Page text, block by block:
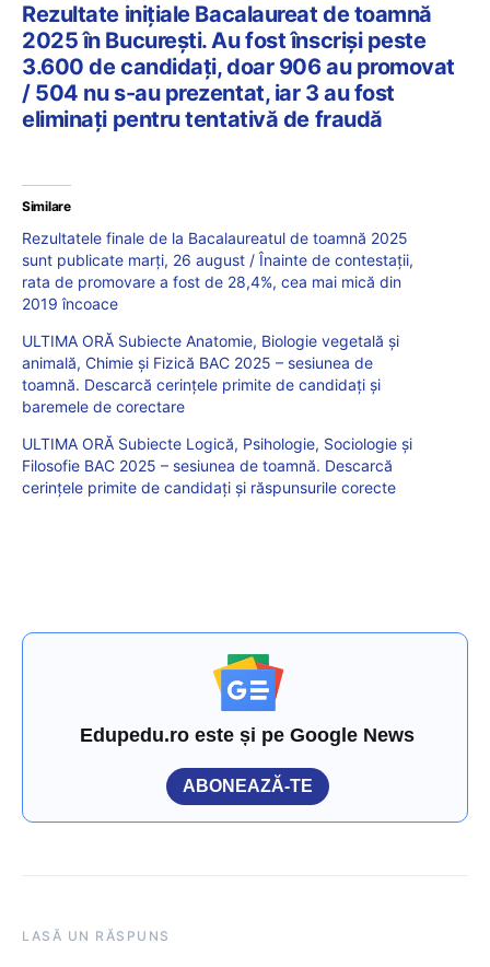
Rezultate inițiale Bacalaureat de toamnă
2025 în București. Au fost înscriși peste
3.600 de candidați, doar 906 au promovat
/ 504 nu s-au prezentat, iar 3 au fost
eliminați pentru tentativă de fraudă
Similare
Rezultatele finale de la Bacalaureatul de toamnă 2025
sunt publicate marți, 26 august / Înainte de contestații,
rata de promovare a fost de 28,4%, cea mai mică din
2019 încoace
ULTIMA ORĂ Subiecte Anatomie, Biologie vegetală și
animală, Chimie și Fizică BAC 2025 – sesiunea de
toamnă. Descarcă cerințele primite de candidați și
baremele de corectare
ULTIMA ORĂ Subiecte Logică, Psihologie, Sociologie și
Filosofie BAC 2025 – sesiunea de toamnă. Descarcă
cerințele primite de candidați și răspunsurile corecte
Edupedu.ro este și pe Google News
ABONEAZĂ-TE
LASĂ UN RĂSPUNS